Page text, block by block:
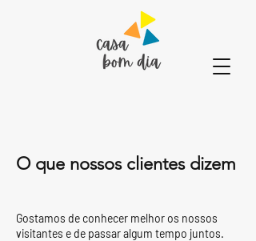
O que nossos clientes dizem
Gostamos de conhecer melhor os nossos
visitantes e de passar algum tempo juntos.